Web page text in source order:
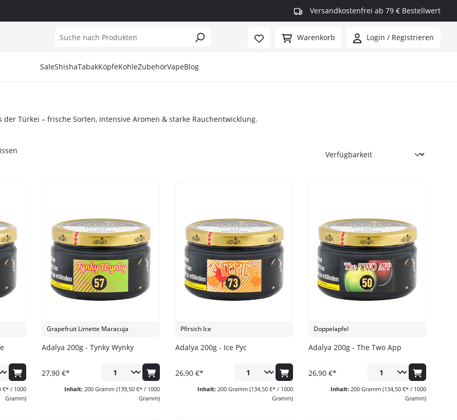
Versandkostenfrei ab 79 € Bestellwert
Warenkorb Login / Registrieren
SaleShisha
Amotion
Moze
NPS
Union Hookah
Y.K.A.P.
Tabak
27er
Al Fakher x Snoop Dogg
Al Massiva
Al Waha
Anda
Aqua Mentha
Argileh Tobacco
Banger Tobacco
Blackburn
Köpfe
Cosmo Bowl
Moze
Oblako
Quasar
Solaris
UPG
Vandenberg
Werkbund
XKAH
Kohle
Kohleanzünder
Zubehör
Dichtungen
Reinigung
Schläuche
Schlauch Zubehör
Untersetzer
Ventilkugeln
Vape
Elfliq
Blog
der Türkei – frische Sorten, intensive Aromen & starke Rauchentwicklung.
€* / 1000
Gramm)
Grapefruit Limette Maracuja
Adalya 200g - Tynky Wynky
27,90 €*
Inhalt: 200 Gramm (139,50 €* / 1000
Gramm)
Pfirsich Ice
Adalya 200g - Ice Pyc
26,90 €*
Inhalt: 200 Gramm (134,50 €* / 1000
Gramm)
Doppelapfel
Adalya 200g - The Two App
26,90 €*
Inhalt: 200 Gramm (134,50 €* / 1000
Gramm)